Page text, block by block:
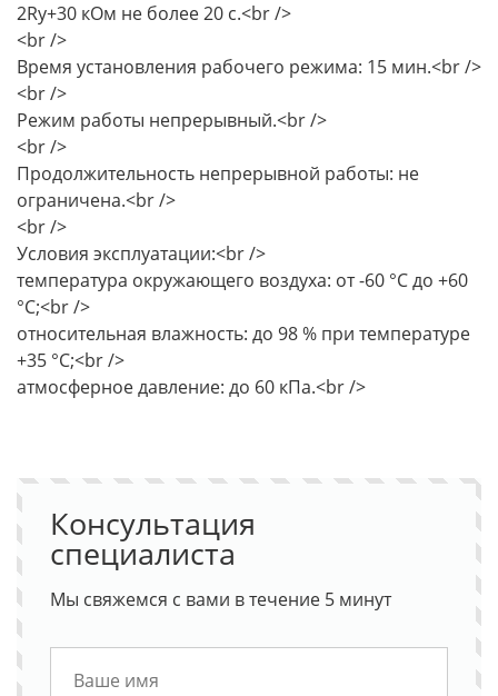
2Ry+30 кОм не более 20 с.<br />
<br />
Время установления рабочего режима: 15 мин.<br />
<br />
Режим работы непрерывный.<br />
<br />
Продолжительность непрерывной работы: не
ограничена.<br />
<br />
Условия эксплуатации:<br />
температура окружающего воздуха: от -60 °С до +60
°С;<br />
относительная влажность: до 98 % при температуре
+35 °С;<br />
атмосферное давление: до 60 кПа.<br />
Консультация
специалиста
Мы свяжемся с вами в течение 5 минут